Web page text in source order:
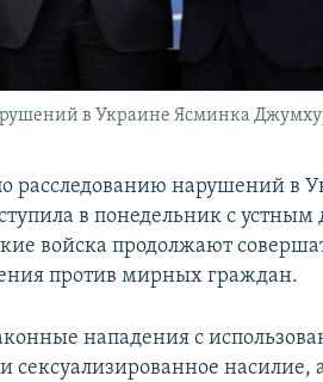
в Украине Ясминка
расследованию нарушений в
в понедельник с
войска продолжают
против мирных граждан.
нападения с
сексуализированное насилие,